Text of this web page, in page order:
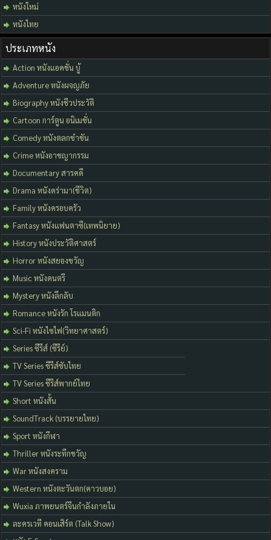
หนังใหม่
หนังไทย
ประเภทหนัง
Action หนังแอคชั่น บู้
Adventure หนังผจญภัย
Biography หนังชีวประวัติ
Cartoon การ์ตูน อนิเมชั่น
Comedy หนังตลกขำขัน
Crime หนังอาชญากรรม
Documentary สารคดี
Drama หนังดร่ามา(ชีวิต)
Family หนังครอบครัว
Fantasy หนังแฟนตาซี(เทพนิยาย)
History หนังประวัติศาสตร์
Horror หนังสยองขวัญ
Music หนังดนตรี
Mystery หนังลึกลับ
Romance หนังรัก โรแมนติก
Sci-Fi หนังไซไฟ(วิทยาศาสตร์)
Series ซีรีส์ (ซีรีย์)
TV Series ซีรีส์ซับไทย
TV Series ซีรีส์พากย์ไทย
Short หนังสั้น
SoundTrack (บรรยายไทย)
Sport หนังกีฬา
Thriller หนังระทึกขวัญ
War หนังสงคราม
Western หนังตะวันตก(คาวบอย)
Wuxia ภาพยนตร์จีนกำลังภายใน
ละครเวที คอนเสิร์ต (Talk Show)